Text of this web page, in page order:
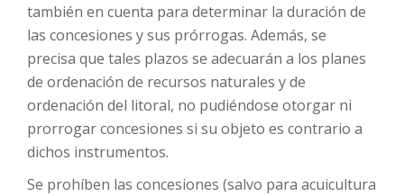
también en cuenta para determinar la duración de
las concesiones y sus prórrogas. Además, se
precisa que tales plazos se adecuarán a los planes
de ordenación de recursos naturales y de
ordenación del litoral, no pudiéndose otorgar ni
prorrogar concesiones si su objeto es contrario a
dichos instrumentos.
Se prohíben las concesiones (salvo para acuicultura